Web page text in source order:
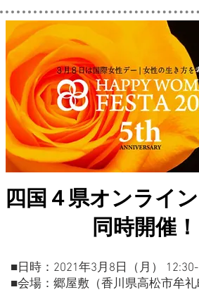
四国４県オンライ
同時開催！
■日時：2021年3月8日（月）
■会場：郷屋敷（香川県高松市牟礼